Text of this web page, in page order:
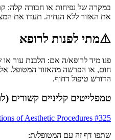
במקרה של נפיחות או חבורה קלה:
את האזור ללא הנחיה. תעדו את
⚠מתי לפנות לרופא
פנו מיד לרופא/ה אם: הלבנת עור או
חום, או הפרשה מהאזור המטופל.
הדורש טיפול דחוף.
טמפלייטים קליניים קשורים
#325
of Aesthetic Procedures
שתפו דף זה עם המטופל/ת: